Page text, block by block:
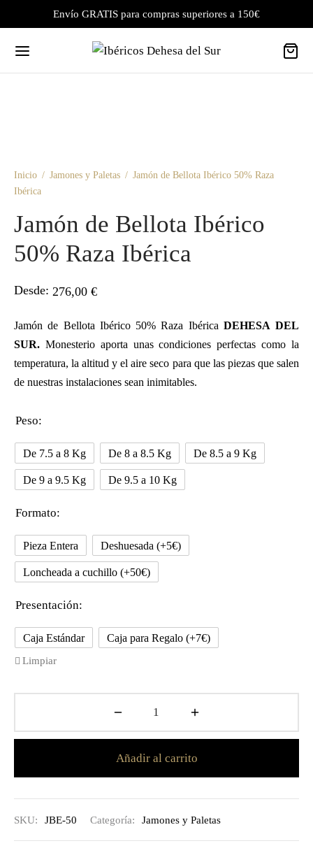
Envío GRATIS para compras superiores a 150€
Inicio / Jamones y Paletas / Jamón de Bellota Ibérico 50% Raza
Ibérica
Jamón de Bellota Ibérico
50% Raza Ibérica
Desde: 276,00 €
Jamón de Bellota Ibérico 50% Raza Ibérica DEHESA DEL
SUR. Monesterio aporta unas condiciones perfectas como la
temperatura, la altitud y el aire seco para que las piezas que salen
de nuestras instalaciones sean inimitables.
Peso:
De 7.5 a 8 Kg De 8 a 8.5 Kg De 8.5 a 9 Kg
De 9 a 9.5 Kg De 9.5 a 10 Kg
Formato:
Pieza Entera Deshuesada (+5€)
Loncheada a cuchillo (+50€)
Presentación:
Caja Estándar
Caja para Regalo (+7€)
Limpiar
Añadir al carrito
SKU: JBE-50 Categoría: Jamones y Paletas